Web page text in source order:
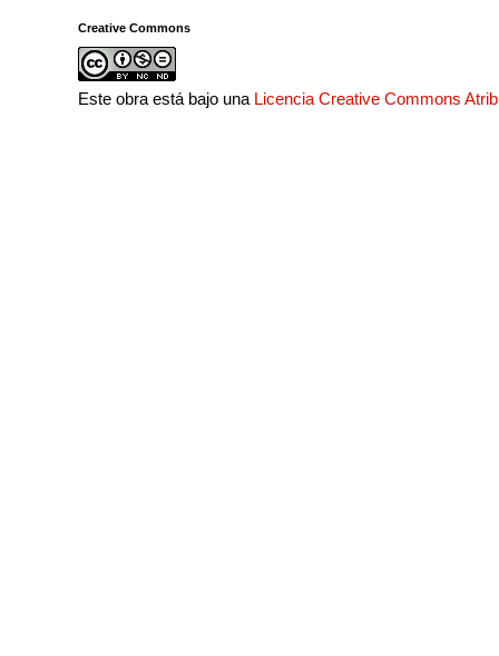
Creative Commons
Este obra está bajo una Licencia Creative Commons